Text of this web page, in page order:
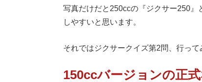
写真だけだと250ccの『ジクサー250』
しやすいと思います。
それではジクサークイズ第2問、行って
150ccバージョンの正